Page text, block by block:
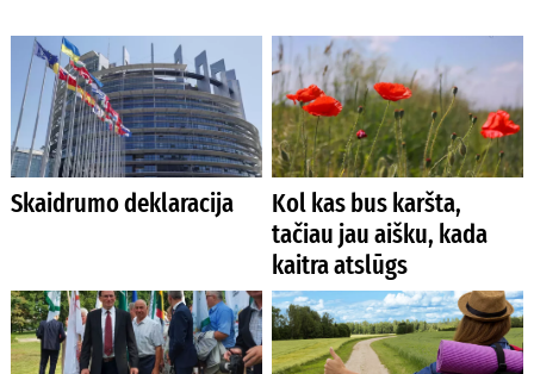
Skaidrumo deklaracija
Kol kas bus karšta,
tačiau jau aišku, kada
kaitra atslūgs